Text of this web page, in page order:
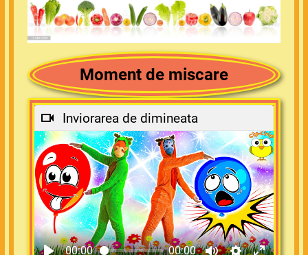
Moment de miscare
Inviorarea de dimineata
00:00 00:00